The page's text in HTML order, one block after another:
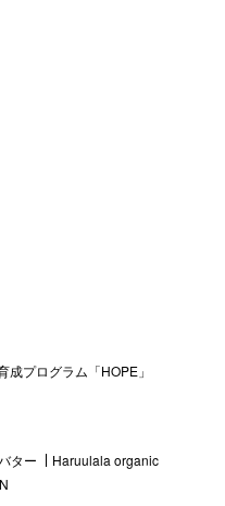
成プログラム「HOPE」
ター
Haruulala organic